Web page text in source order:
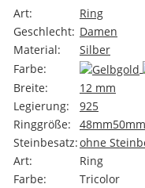
Art:
Ring
Geschlecht: Damen
Material:
Silber
Farbe:
Breite:
12 mm
Legierung:
925
Ringgröße:
48mm50mm
Steinbesatz:ohne
Art:
Ring
Farbe:
Tricolor